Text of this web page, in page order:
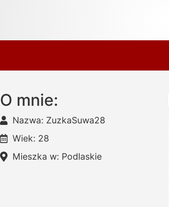
O mnie:
Nazwa: ZuzkaSuwa28
Wiek: 28
Mieszka w: Podlaskie